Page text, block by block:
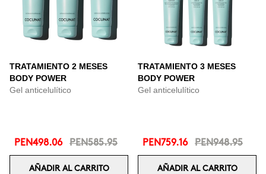
TRATAMIENTO 2 MESES
BODY POWER
Gel anticelulítico
PEN498.06 PEN585.95
AÑADIR AL CARRITO
TRATAMIENTO 3 MESES
BODY POWER
Gel anticelulítico
PEN759.16 PEN948.95
AÑADIR AL CARRITO